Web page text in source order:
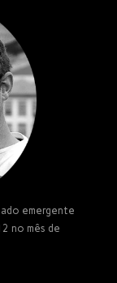
emergente
no mês de